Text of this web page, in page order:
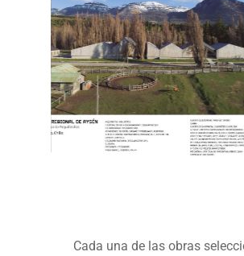
Cada una de las obras